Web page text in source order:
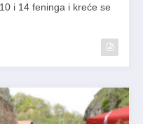
i 14 feninga i kreće se